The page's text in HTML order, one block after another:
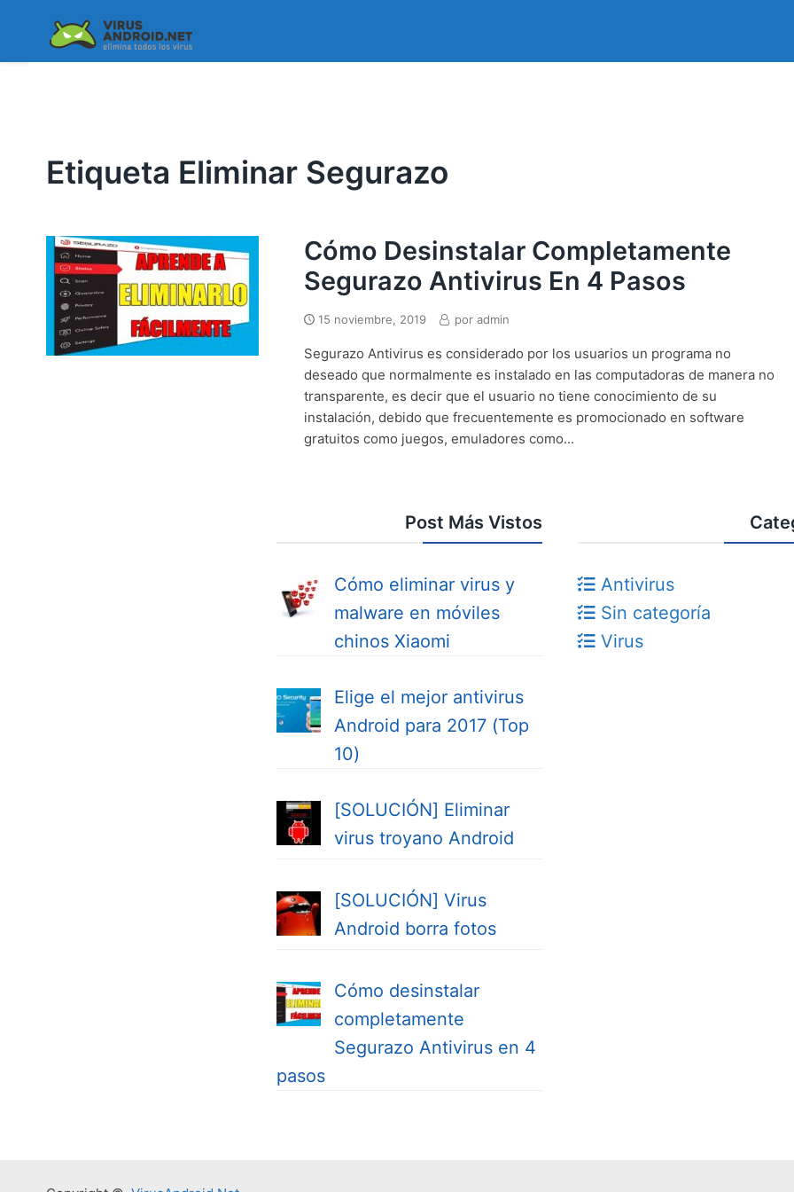
content
Etiqueta Eliminar Segurazo
Cómo Desinstalar Completamente
Segurazo Antivirus En 4 Pasos
15 noviembre, 2019 por admin
Segurazo Antivirus es considerado por los usuarios un programa no
deseado que normalmente es instalado en las computadoras de manera no
transparente, es decir que el usuario no tiene conocimiento de su
instalación, debido que frecuentemente es promocionado en software
gratuitos como juegos, emuladores como...
Antivirus
Sin categoría
Virus
Post Más Vistos
Cómo eliminar virus y
malware en móviles
chinos Xiaomi
Elige el mejor antivirus
Android para 2017 (Top
10)
[SOLUCIÓN] Eliminar
virus troyano Android
[SOLUCIÓN] Virus
Android borra fotos
Cómo desinstalar
completamente
Segurazo Antivirus en 4
pasos